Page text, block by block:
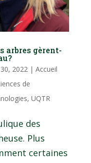
arbres gèrent-
2022| Accueil
de
, UQTR
des
Plus
certaines